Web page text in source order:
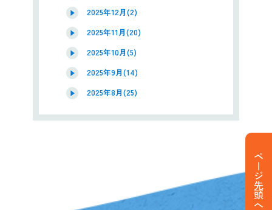
2025年12月(2)
2025年11月(20)
2025年10月(5)
2025年9月(14)
2025年8月(25)
ページ先頭へ